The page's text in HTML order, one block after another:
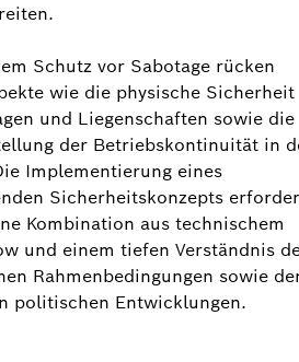
Schutz vor Sabotage rücken
wie die physische Sicherheit
und Liegenschaften sowie die
der Betriebskontinuität in
Implementierung eines
Sicherheitskonzepts
Kombination aus technischem
und einem tiefen Verständnis
Rahmenbedingungen sowie
politischen Entwicklungen.